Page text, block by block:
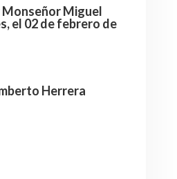
Monseñor Miguel
el 02 de febrero de
Herrera